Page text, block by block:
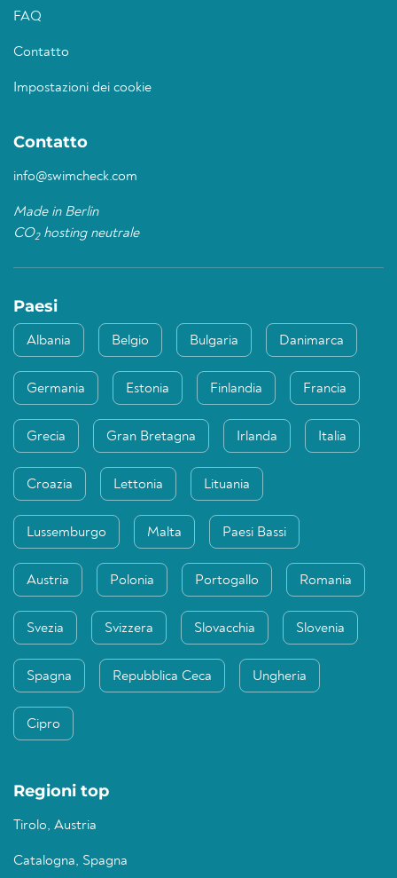
FAQ
Contatto
Impostazioni dei cookie
Contatto
info@swimcheck.com
Made in Berlin
CO2hosting neutrale
Paesi
Albania Belgio Bulgaria Danimarca
Germania Estonia Finlandia Francia
Grecia Gran Bretagna Irlanda Italia
Croazia Lettonia Lituania
Lussemburgo Malta Paesi Bassi
Austria Polonia Portogallo Romania
Svezia Svizzera Slovacchia Slovenia
Spagna Repubblica Ceca Ungheria
Cipro
Regioni top
Tirolo, Austria
Catalogna, Spagna